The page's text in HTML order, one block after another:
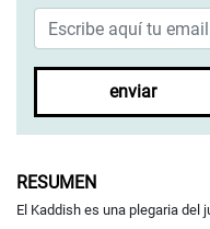
enviar
RESUMEN
El Kaddish es una plegaria del